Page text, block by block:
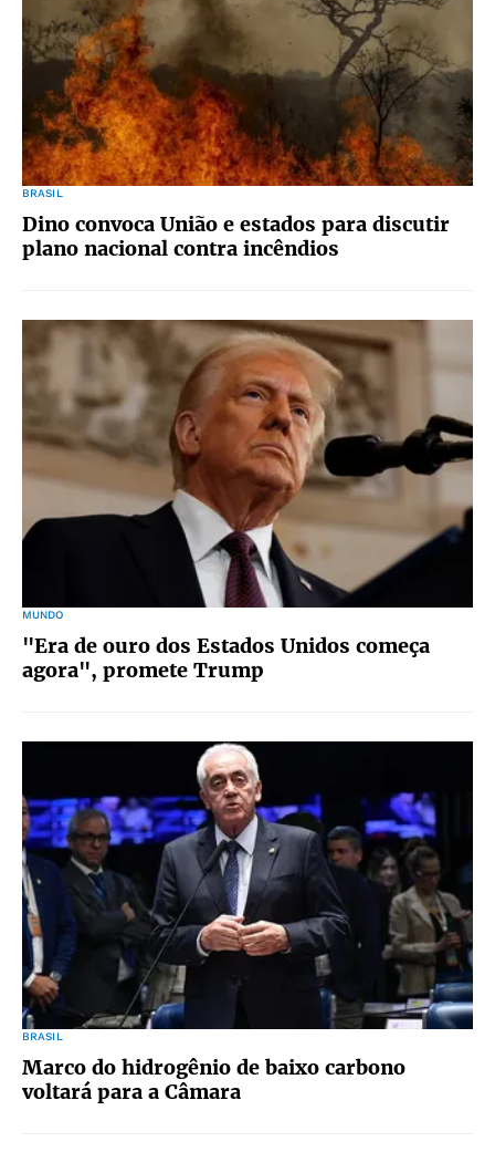
BRASIL
Dino convoca União e estados para discutir
plano nacional contra incêndios
MUNDO
"Era de ouro dos Estados Unidos começa
agora", promete Trump
BRASIL
Marco do hidrogênio de baixo carbono
voltará para a Câmara